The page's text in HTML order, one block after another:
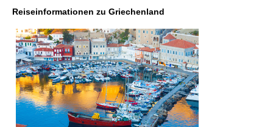
Reiseinformationen zu Griechenland